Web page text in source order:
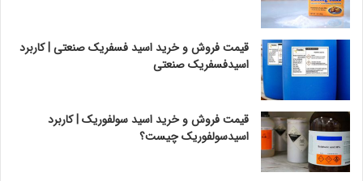
قیمت فروش و خرید اسید فسفریک صنعتی | کاربرد
اسیدفسفریک صنعتی
قیمت فروش و خرید اسید سولفوریک | کاربرد
اسیدسولفوریک چیست؟